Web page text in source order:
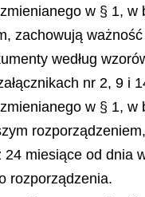
w § 1, w
zachowują
według
nr 2, 9 i
w § 1, w
24 miesiące od dnia
rozporządzenia.